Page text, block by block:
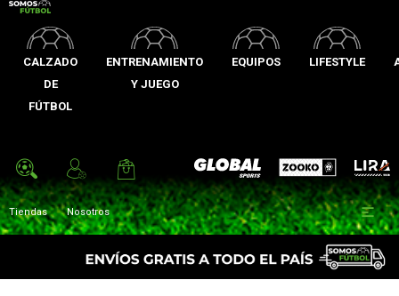
CALZADO
DE
FÚTBOL
ENTRENAMIENTO
Y JUEGO
EQUIPOS LIFESTYLE
Global Sports Zooko Lira
Tiendas Nosotros 